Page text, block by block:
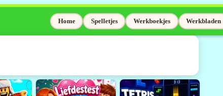
Home Spelletjes Werkboekjes Werkbladen
niet meer